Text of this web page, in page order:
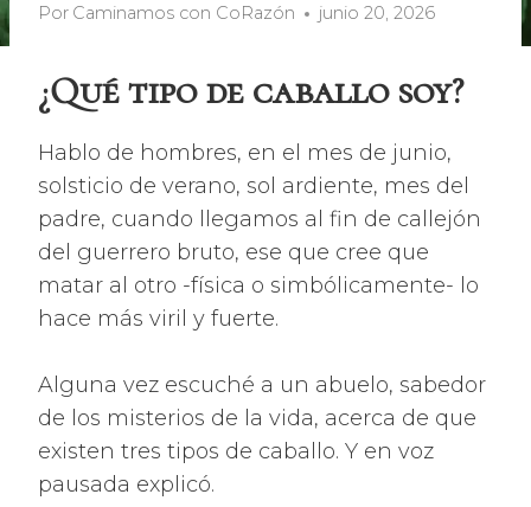
Por Caminamos con CoRazón junio 20, 2026
¿Qué tipo de caballo soy?
Hablo de hombres, en el mes de junio,
solsticio de verano, sol ardiente, mes del
padre, cuando llegamos al fin de callejón
del guerrero bruto, ese que cree que
matar al otro -física o simbólicamente- lo
hace más viril y fuerte.
Alguna vez escuché a un abuelo, sabedor
de los misterios de la vida, acerca de que
existen tres tipos de caballo. Y en voz
pausada explicó.